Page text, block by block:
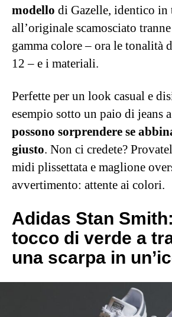
modello di Gazelle, identico in
all’originale scamosciato
gamma colore – ora le tonalità
12 – e i materiali.
Perfette per un look casual e
esempio sotto un paio di jeans
possono sorprendere se
giusto. Non ci credete?
midi plissettata e maglione
avvertimento: attente ai colori.
Adidas Stan
tocco di verde a
una scarpa in